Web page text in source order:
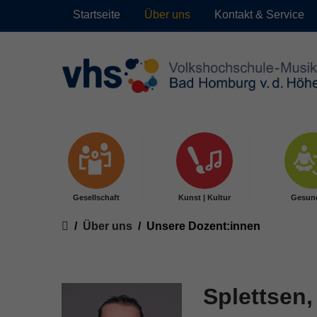
Startseite Über uns Kontakt & Service
Gesellschaft Kunst | Kultur
You are here:
Über uns Unsere Dozent:innen